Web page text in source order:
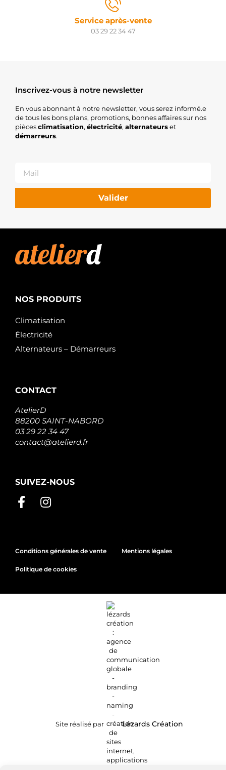
Service après-vente
03 29 22 34 47
Inscrivez-vous à notre newsletter
En vous abonnant à notre newsletter, vous serez informé.e
de tous les bons plans, promotions, bonnes affaires sur nos
piècesclimatisation, électricité, alternateurset
démarreurs.
Valider
NOS PRODUITS
Climatisation
Électricité
Alternateurs – Démarreurs
CONTACT
AtelierD
88200 SAINT-NABORD
03 29 22 34 47
contact@atelierd.fr
SUIVEZ-NOUS
Conditions générales de vente Mentions légales
Politique de cookies
Site réalisé par Lézards Création